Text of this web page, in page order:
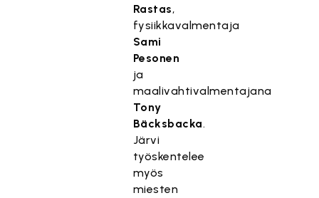
Rastas,
fysiikkavalmentaja
Sami
Pesonen
ja
maalivahtivalmentajana
Tony
Bäcksbacka.
Järvi
työskentelee
myös
miesten